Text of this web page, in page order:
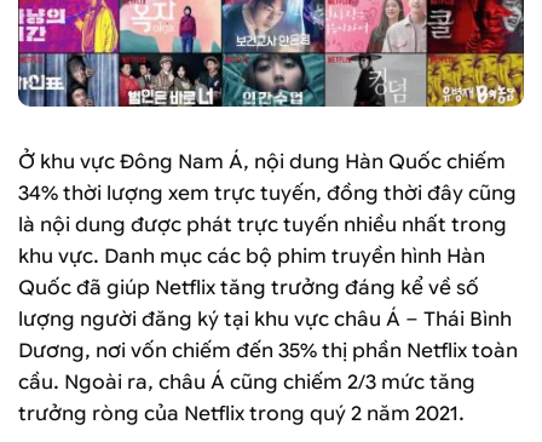
Ở khu vực Đông Nam Á, nội dung Hàn Quốc chiếm
34% thời lượng xem trực tuyến, đồng thời đây cũng
là nội dung được phát trực tuyến nhiều nhất trong
khu vực. Danh mục các bộ phim truyền hình Hàn
Quốc đã giúp Netflix tăng trưởng đáng kể về số
lượng người đăng ký tại khu vực châu Á – Thái Bình
Dương, nơi vốn chiếm đến 35% thị phần Netflix toàn
cầu. Ngoài ra, châu Á cũng chiếm 2/3 mức tăng
trưởng ròng của Netflix trong quý 2 năm 2021.